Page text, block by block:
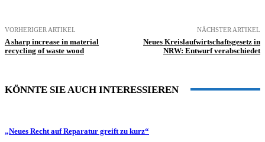
VORHERIGER ARTIKEL
A sharp increase in material
recycling of waste wood
NÄCHSTER ARTIKEL
Neues Kreislaufwirtschaftsgesetz in
NRW: Entwurf verabschiedet
KÖNNTE SIE AUCH INTERESSIEREN
„Neues Recht auf Reparatur greift zu kurz“